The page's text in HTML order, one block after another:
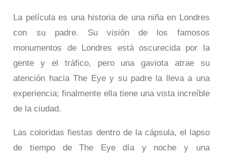
La película es una historia de una niña en Londres
con su padre. Su visión de los famosos
monumentos de Londres está oscurecida por la
gente y el tráfico, pero una gaviota atrae su
atención hacia The Eye y su padre la lleva a una
experiencia; finalmente ella tiene una vista increíble
de la ciudad.
Las coloridas fiestas dentro de la cápsula, el lapso
de tiempo de The Eye día y noche y una